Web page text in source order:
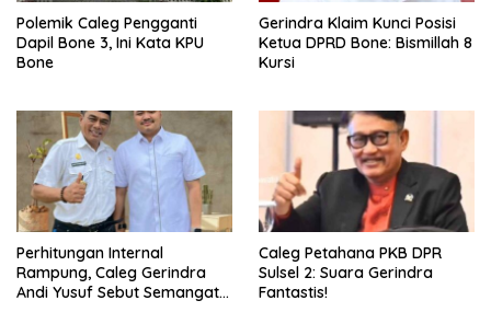
Polemik Caleg Pengganti
Dapil Bone 3, Ini Kata KPU
Bone
Gerindra Klaim Kunci Posisi
Ketua DPRD Bone: Bismillah 8
Kursi
Perhitungan Internal
Rampung, Caleg Gerindra
Andi Yusuf Sebut Semangat
Caleg Petahana PKB DPR
Sulsel 2: Suara Gerindra
Fantastis!